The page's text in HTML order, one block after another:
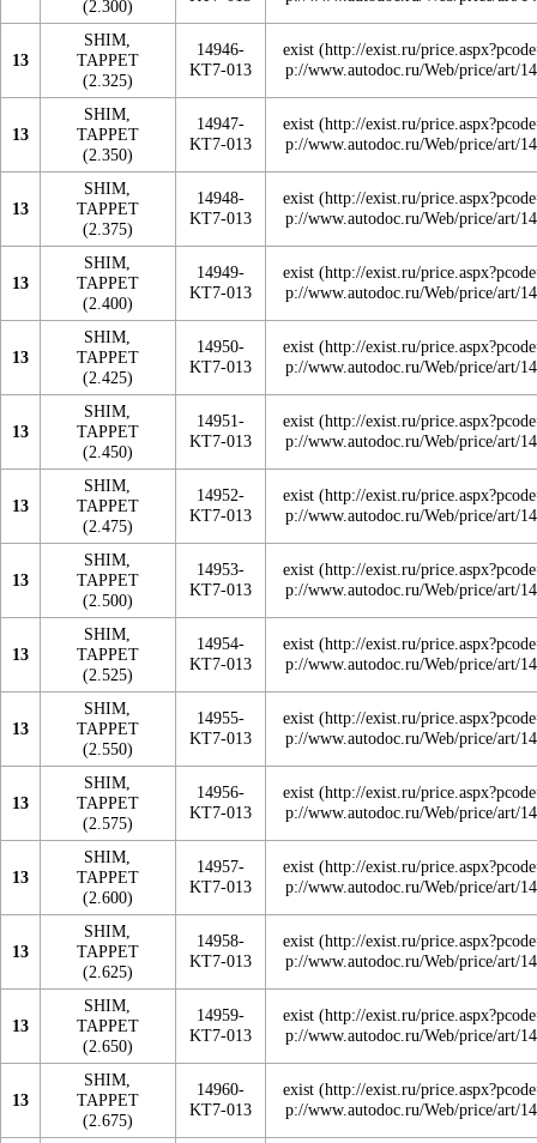
(2.300)
13
SHIM,
TAPPET
(2.325)
14946-
KT7-013
exist
13
SHIM,
TAPPET
(2.350)
14947-
KT7-013
exist
13
SHIM,
TAPPET
(2.375)
14948-
KT7-013
exist
13
SHIM,
TAPPET
(2.400)
14949-
KT7-013
exist
13
SHIM,
TAPPET
(2.425)
14950-
KT7-013
exist
13
SHIM,
TAPPET
(2.450)
14951-
KT7-013
exist
13
SHIM,
TAPPET
(2.475)
14952-
KT7-013
exist
13
SHIM,
TAPPET
(2.500)
14953-
KT7-013
exist
13
SHIM,
TAPPET
(2.525)
14954-
KT7-013
exist
13
SHIM,
TAPPET
(2.550)
14955-
KT7-013
exist
13
SHIM,
TAPPET
(2.575)
14956-
KT7-013
exist
13
SHIM,
TAPPET
(2.600)
14957-
KT7-013
exist
13
SHIM,
TAPPET
(2.625)
14958-
KT7-013
exist
13
SHIM,
TAPPET
(2.650)
14959-
KT7-013
exist
13
SHIM,
TAPPET
(2.675)
14960-
KT7-013
exist